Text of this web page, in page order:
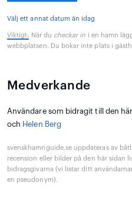
Välj ett annat datum än idag
Viktigt: När du checkar in i en hamn
webbplatsen. Du bokar inte plats i
Medverkande
Användare som bidragit till den
och Helen Berg
svenskhamnguide.se uppdateras av
recension eller bilder på den här sidan
bidragsgivarna (vi listar ditt
en pseudonym).